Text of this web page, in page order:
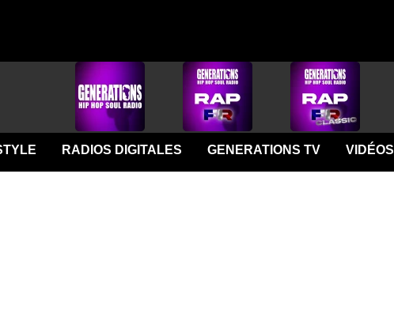
RADIOS DIGITALES GENERATIONS TV VIDÉOS